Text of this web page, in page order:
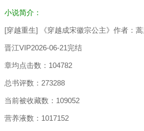
小说简介：
[穿越重生] 《穿越成宋徽宗公主》作者：蒿
晋江VIP2026-06-21完结
章均点击数：104782
总书评数：273288
当前被收藏数：109052
营养液数：1017152